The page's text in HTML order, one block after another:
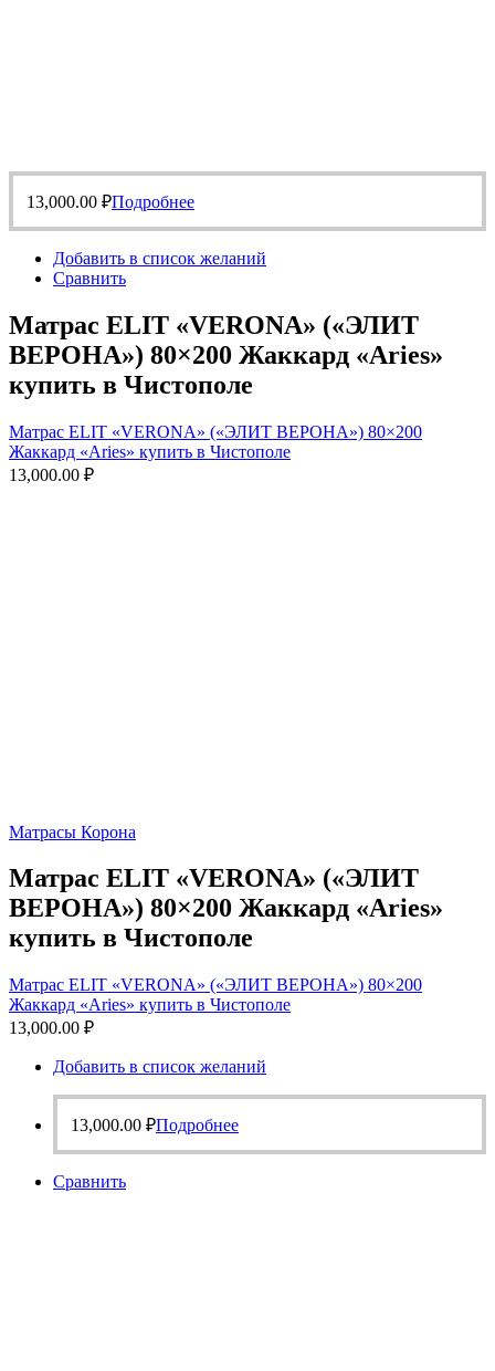
13,000.00 ₽Подробнее
Добавить в список желаний
Сравнить
Матрас ELIT «VERONA» («ЭЛИТ
ВЕРОНА») 80×200 Жаккард «Aries»
купить в Чистополе
Матрас ELIT «VERONA» («ЭЛИТ ВЕРОНА») 80×200
Жаккард «Aries» купить в Чистополе
13,000.00 ₽
Матрасы Корона
Матрас ELIT «VERONA» («ЭЛИТ
ВЕРОНА») 80×200 Жаккард «Aries»
купить в Чистополе
Матрас ELIT «VERONA» («ЭЛИТ ВЕРОНА») 80×200
Жаккард «Aries» купить в Чистополе
13,000.00 ₽
Добавить в список желаний
13,000.00 ₽Подробнее
Сравнить